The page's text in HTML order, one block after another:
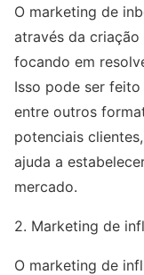
O marketing de
através da
focando em
Isso pode ser
entre outros
potenciais
ajuda a
mercado.
2. Marketing de
O marketing de